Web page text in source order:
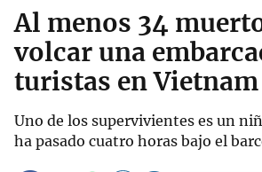
Al menos 34
volcar una
turistas en Vietnam
Uno de los supervivientes es un
ha pasado cuatro horas bajo el